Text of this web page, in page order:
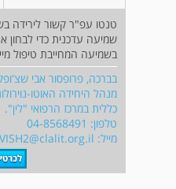
טנטו עפ"ר קשור לירידה
שמיעה עדכנית כדי
בשמיעה המחייבת טיפול
בברכה, פרופסור אבי
מנהל היחידה האוטו-
כללית במרכז הרפואי "לין".
טלפון: 04-8568491
מייל: